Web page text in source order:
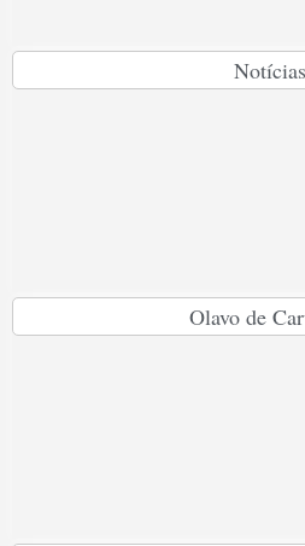
Notícias
Olavo de